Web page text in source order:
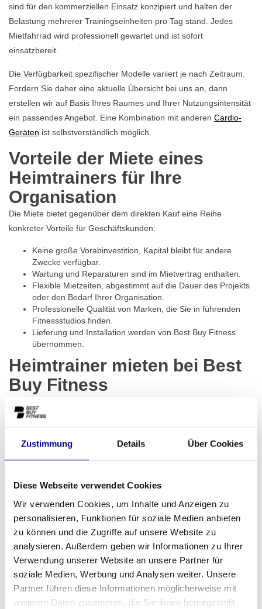
Zustimmung Details Über Cookies
Diese Webseite verwendet Cookies
Wir verwenden Cookies, um Inhalte und Anzeigen zu
personalisieren, Funktionen für soziale Medien anbieten
zu können und die Zugriffe auf unsere Website zu
analysieren. Außerdem geben wir Informationen zu Ihrer
Verwendung unserer Website an unsere Partner für
soziale Medien, Werbung und Analysen weiter. Unsere
Partner führen diese Informationen möglicherweise mit
weiteren Daten zusammen, die Sie ihnen bereitgestellt
sind für den kommerziellen Einsatz konzipiert und halten der
Belastung mehrerer Trainingseinheiten pro Tag stand. Jedes
Mietfahrrad wird professionell gewartet und ist sofort
einsatzbereit.
Die Verfügbarkeit spezifischer Modelle variiert je nach Zeitraum.
Fordern Sie daher eine aktuelle Übersicht bei uns an, dann
erstellen wir auf Basis Ihres Raumes und Ihrer Nutzungsintensität
ein passendes Angebot. Eine Kombination mit anderen Cardio-
Geräten ist selbstverständlich möglich.
Vorteile der Miete eines
Heimtrainers für Ihre
Organisation
Die Miete bietet gegenüber dem direkten Kauf eine Reihe
konkreter Vorteile für Geschäftskunden:
Keine große Vorabinvestition, Kapital bleibt für andere
Zwecke verfügbar.
Wartung und Reparaturen sind im Mietvertrag enthalten.
Flexible Mietzeiten, abgestimmt auf die Dauer des Projekts
oder den Bedarf Ihrer Organisation.
Professionelle Qualität von Marken, die Sie in führenden
Fitnessstudios finden.
Lieferung und Installation werden von Best Buy Fitness
übernommen.
Heimtrainer mieten bei Best
Buy Fitness
Unternehmen mieten? Füllen Sie das Kontaktformular auf unserer
Kontaktseiteaus oder rufen Sie+32 (0)7 848 35 83für eine
persönliche Beratung an. Wir erstellen Ihnen auf Basis Ihrer
Situation ein maßgeschneidertes Angebot. Darüber hinaus
oder einLaufband mietenfür eine komplette Cardio-Sektion.
Möchten Sie lieber in eigene Geräte investieren? Dann helfen wir
Ihnen gerne weiter beimLeasing von Fitnessgeräten
Senden Sie eine E-Mail.
Rufen Sie sofort an.